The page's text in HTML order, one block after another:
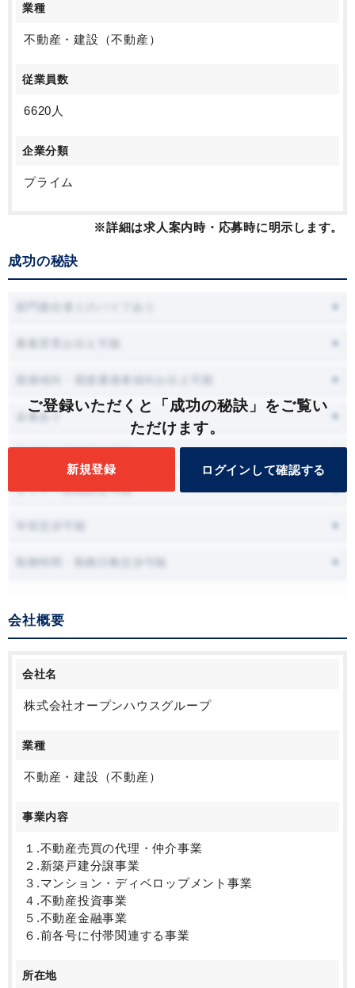
業種
不動産・建設（不動産）
従業員数
6620人
企業分類
プライム
※詳細は求人案内時・応募時に明示します。
成功の秘訣
ご登録いただくと「成功の秘訣」をご覧い
ただけます。
新規登録 ログインして確認する
会食あり
オファー面談設定可能
会社概要
会社名
株式会社オープンハウスグループ
業種
不動産・建設（不動産）
事業内容
１.不動産売買の代理・仲介事業
２.新築戸建分譲事業
３.マンション・ディベロップメント事業
４.不動産投資事業
５.不動産金融事業
６.前各号に付帯関連する事業
所在地